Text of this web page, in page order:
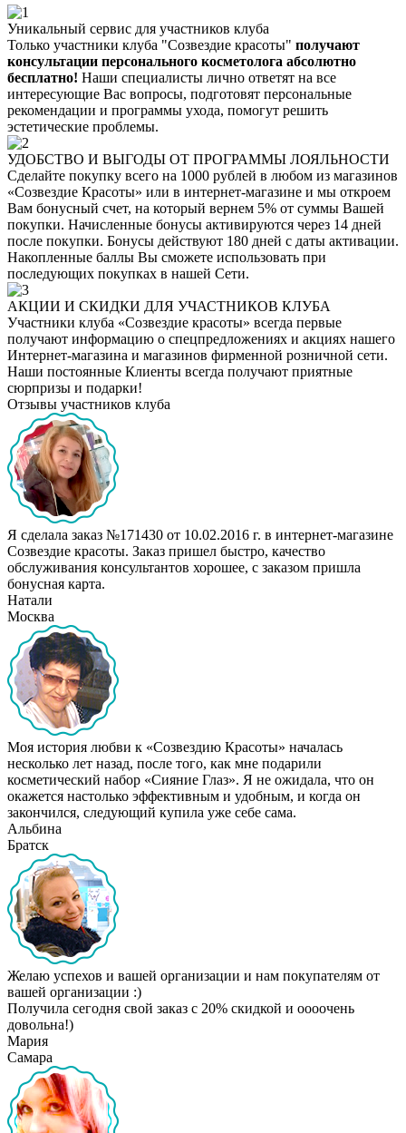
Уникальный сервис для участников клуба
Только участники клуба "Созвездие красоты" получают
консультации персонального косметолога абсолютно
бесплатно! Наши специалисты лично ответят на все
интересующие Вас вопросы, подготовят персональные
рекомендации и программы ухода, помогут решить
эстетические проблемы.
УДОБСТВО И ВЫГОДЫ ОТ ПРОГРАММЫ ЛОЯЛЬНОСТИ
Сделайте покупку всего на 1000 рублей в любом из магазинов
«Созвездие Красоты» или в интернет-магазине и мы откроем
Вам бонусный счет, на который вернем 5% от суммы Вашей
покупки. Начисленные бонусы активируются через 14 дней
после покупки. Бонусы действуют 180 дней с даты активации.
Накопленные баллы Вы сможете использовать при
последующих покупках в нашей Сети.
АКЦИИ И СКИДКИ ДЛЯ УЧАСТНИКОВ КЛУБА
Участники клуба «Созвездие красоты» всегда первые
получают информацию о спецпредложениях и акциях нашего
Интернет-магазина и магазинов фирменной розничной сети.
Наши постоянные Клиенты всегда получают приятные
сюрпризы и подарки!
Отзывы участников клуба
Я сделала заказ №171430 от 10.02.2016 г. в интернет-магазине
Созвездие красоты. Заказ пришел быстро, качество
обслуживания консультантов хорошее, с заказом пришла
бонусная карта.
Натали
Москва
Моя история любви к «Созвездию Красоты» началась
несколько лет назад, после того, как мне подарили
косметический набор «Сияние Глаз». Я не ожидала, что он
окажется настолько эффективным и удобным, и когда он
закончился, следующий купила уже себе сама.
Альбина
Братск
Желаю успехов и вашей организации и нам покупателям от
вашей организации :)
Получила сегодня свой заказ с 20% скидкой и оооочень
довольна!)
Мария
Самара